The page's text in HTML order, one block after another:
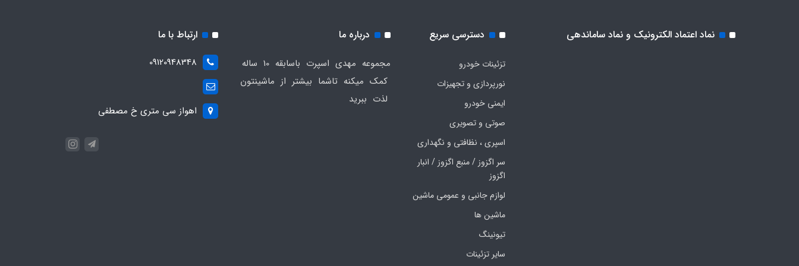
نماد اعتماد الکترونیک و نماد ساماندهی دسترسی سریع
تزئینات خودرو
نورپردازی و تجهیزات
ایمنی خودرو
صوتی و تصویری
اسپری ، نظافتی و نگهداری
سر اگزوز / منبع اگزوز / انبار
اگزوز
لوازم جانبی و عمومی ماشین
ماشین ها
تیونینگ
سایر تزئینات
درباره ما
مجموعه مهدی اسپرت باسابقه 10 ساله
کمک میکنه تاشما بیشتر از ماشینتون
لذت ببرید
ارتباط با ما
09120948348
اهواز سی متری خ مصطفی